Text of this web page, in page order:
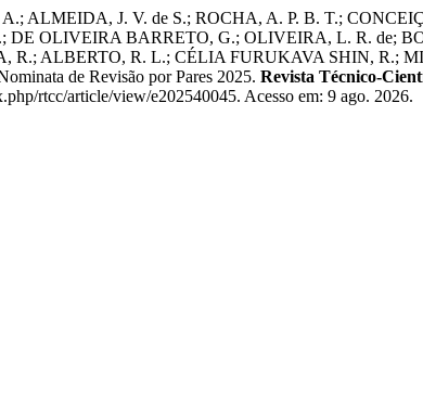
ALMEIDA, J. V. de S.; ROCHA, A. P. B. T.;
DE OLIVEIRA BARRETO, G.; OLIVEIRA, L. R. de;
R.; ALBERTO, R. L.; CÉLIA FURUKAVA SHIN, R.;
de Revisão por Pares 2025. Revista Técnico-
rtcc/article/view/e202540045. Acesso em: 9 ago. 2026.